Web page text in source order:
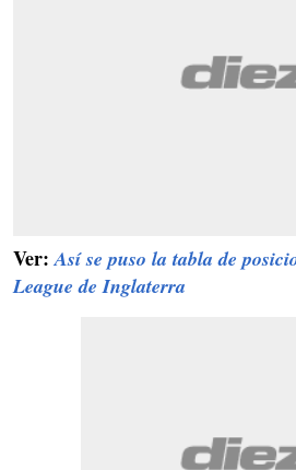
Ver:Así se puso la tabla de
League de Inglaterra